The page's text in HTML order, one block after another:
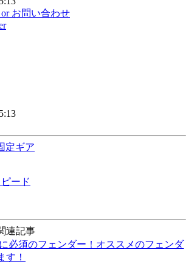
お問い合わせ
定ギア
ード
連記事
必須のフェンダー！オススメのフェンダ
す！